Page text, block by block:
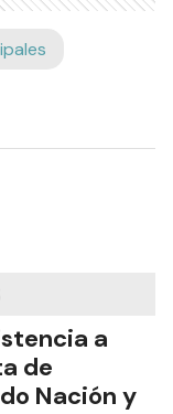
a
de
Nación y